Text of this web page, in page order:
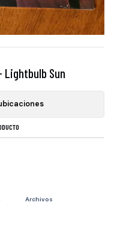
Lightbulb Sun
Archivos